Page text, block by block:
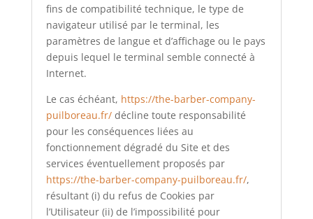
fins de compatibilité technique, le type de
navigateur utilisé par le terminal, les
paramètres de langue et d’affichage ou le pays
depuis lequel le terminal semble connecté à
Internet.
Le cas échéant, https://the-barber-company-
puilboreau.fr/décline toute responsabilité
pour les conséquences liées au
fonctionnement dégradé du Site et des
services éventuellement proposés par
https://the-barber-company-puilboreau.fr/,
résultant (i) du refus de Cookies par
l’Utilisateur (ii) de l’impossibilité pour